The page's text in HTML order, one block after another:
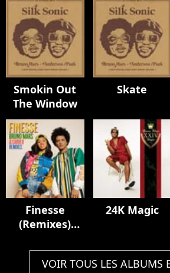
Smokin Out
The Window
Skate
Finesse
(Remixes)
24K Magic
VOIR TOUS LES ALBUMS